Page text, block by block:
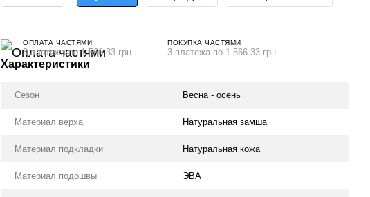
ОПЛАТА ЧАСТЯМИ
3 платежа по 1 566.33 грн
ПОКУПКА ЧАСТЯМИ
3 платежа по 1 566.33 грн
Характеристики
Сезон Весна - осень
Материал верха Натуральная замша
Материал подкладки Натуральная кожа
Материал подошвы ЭВА